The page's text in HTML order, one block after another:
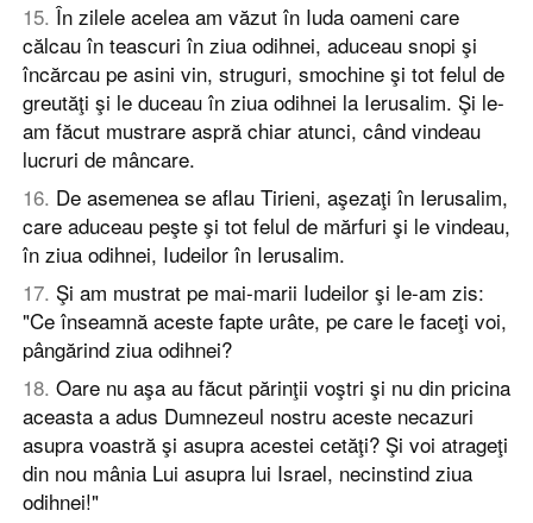
15. În zilele acelea am văzut în Iuda oameni care
călcau în teascuri în ziua odihnei, aduceau snopi şi
încărcau pe asini vin, struguri, smochine şi tot felul de
greutăţi şi le duceau în ziua odihnei la Ierusalim. Şi le-
am făcut mustrare aspră chiar atunci, când vindeau
lucruri de mâncare.
16. De asemenea se aflau Tirieni, aşezaţi în Ierusalim,
care aduceau peşte şi tot felul de mărfuri şi le vindeau,
în ziua odihnei, Iudeilor în Ierusalim.
17. Şi am mustrat pe mai-marii Iudeilor şi le-am zis:
"Ce înseamnă aceste fapte urâte, pe care le faceţi voi,
pângărind ziua odihnei?
18. Oare nu aşa au făcut părinţii voştri şi nu din pricina
aceasta a adus Dumnezeul nostru aceste necazuri
asupra voastră şi asupra acestei cetăţi? Şi voi atrageţi
din nou mânia Lui asupra lui Israel, necinstind ziua
odihnei!"